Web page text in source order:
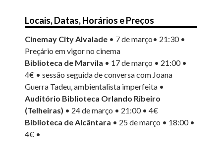
Locais, Datas, Horários e Preços
Cinemay City Alvalade • 7 de março• 21:30 •
Preçário em vigor no cinema
Biblioteca de Marvila • 17 de março • 21:00 •
4€ • sessão seguida de conversa com Joana
Guerra Tadeu, ambientalista imperfeita •
Auditório Biblioteca Orlando Ribeiro
(Telheiras) • 24 de março • 21:00 • 4€
Biblioteca de Alcântara • 25 de março • 18:00 •
4€ •